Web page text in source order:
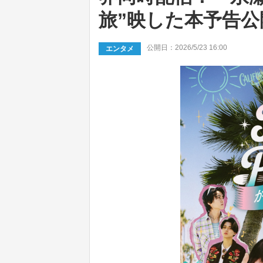
旅”映した本予告
エンタメ 公開日：2026/5/23 16:00